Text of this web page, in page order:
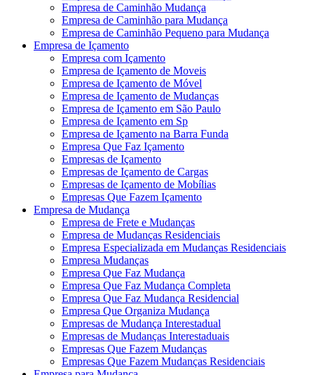
Empresa de Caminhão Mudança
Empresa de Caminhão para Mudança
Empresa de Caminhão Pequeno para Mudança
Empresa de Içamento
Empresa com Içamento
Empresa de Içamento de Moveis
Empresa de Içamento de Móvel
Empresa de Içamento de Mudanças
Empresa de Içamento em São Paulo
Empresa de Içamento em Sp
Empresa de Içamento na Barra Funda
Empresa Que Faz Içamento
Empresas de Içamento
Empresas de Içamento de Cargas
Empresas de Içamento de Mobílias
Empresas Que Fazem Içamento
Empresa de Mudança
Empresa de Frete e Mudanças
Empresa de Mudanças Residenciais
Empresa Especializada em Mudanças Residenciais
Empresa Mudanças
Empresa Que Faz Mudança
Empresa Que Faz Mudança Completa
Empresa Que Faz Mudança Residencial
Empresa Que Organiza Mudança
Empresas de Mudança Interestadual
Empresas de Mudanças Interestaduais
Empresas Que Fazem Mudanças
Empresas Que Fazem Mudanças Residenciais